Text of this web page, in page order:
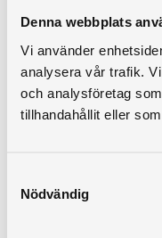
Denna webbplats
Vi använder
analysera vår trafik.
och analysföretag
tillhandahållit eller
Nödvändig